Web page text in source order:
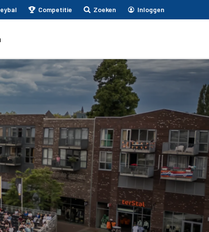
Competitie Zoeken Inloggen